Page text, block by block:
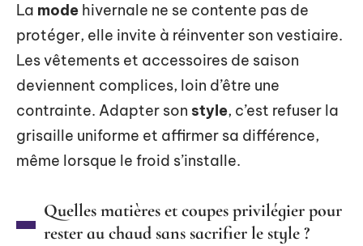
La mode hivernale ne se contente pas de
protéger, elle invite à réinventer son vestiaire.
Les vêtements et accessoires de saison
deviennent complices, loin d’être une
contrainte. Adapter son style, c’est refuser la
grisaille uniforme et affirmer sa différence,
même lorsque le froid s’installe.
Quelles matières et coupes privilégier pour
rester au chaud sans sacrifier le style ?